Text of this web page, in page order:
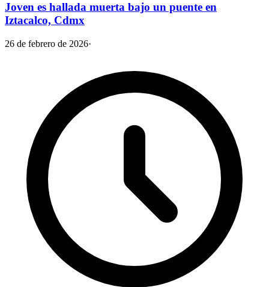
Joven es hallada muerta bajo un puente en
Iztacalco, Cdmx
26 de febrero de 2026·